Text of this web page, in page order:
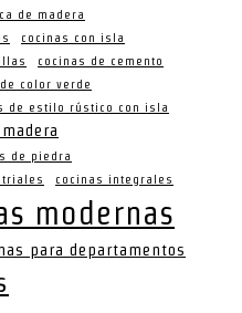
de madera
cocinas con isla
cocinas de cemento
color verde
de estilo rústico con isla
de piedra
cocinas integrales
modernas
para departamentos